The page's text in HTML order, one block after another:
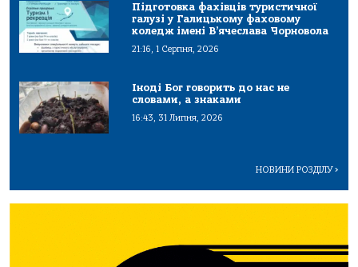
Підготовка фахівців туристичної
галузі у Галицькому фаховому
коледж імені В’ячеслава Чорновола
21:16, 1 Серпня, 2026
Іноді Бог говорить до нас не
словами, а знаками
16:43, 31 Липня, 2026
НОВИНИ РОЗДІЛУ>